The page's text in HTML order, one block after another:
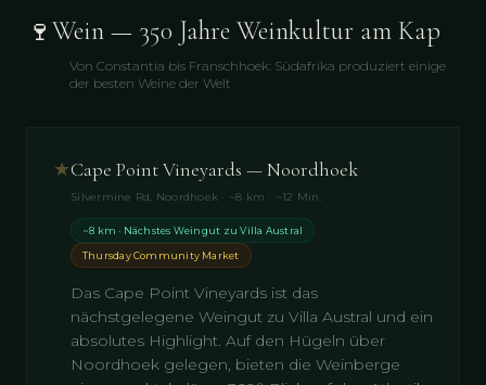
🍷 Wein — 350 Jahre Weinkultur am Kap
Von Constantia bis Franschhoek: Südafrika produziert einige
der besten Weine der Welt
★Cape Point Vineyards — Noordhoek
Silvermine Rd, Noordhoek · ~8 km · ~12 Min.
~8 km · Nächstes Weingut zu Villa Austral
Thursday Community Market
Das Cape Point Vineyards ist das
nächstgelegene Weingut zu Villa Austral und ein
absolutes Highlight. Auf den Hügeln über
Noordhoek gelegen, bieten die Weinberge